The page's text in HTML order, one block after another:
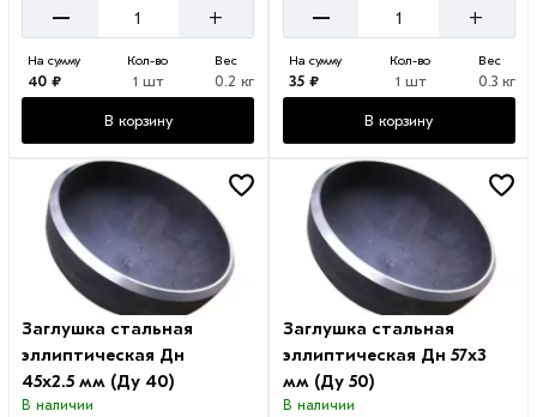
– +
На сумму
40 ₽
Кол-во
1 шт
Вес
0.2 кг
В корзину
– +
На сумму
35 ₽
Кол-во
1 шт
Вес
0.3 кг
В корзину
Заглушка стальная
эллиптическая Дн
45х2.5 мм (Ду 40)
В наличии
Заглушка стальная
эллиптическая Дн 57х3
мм (Ду 50)
В наличии